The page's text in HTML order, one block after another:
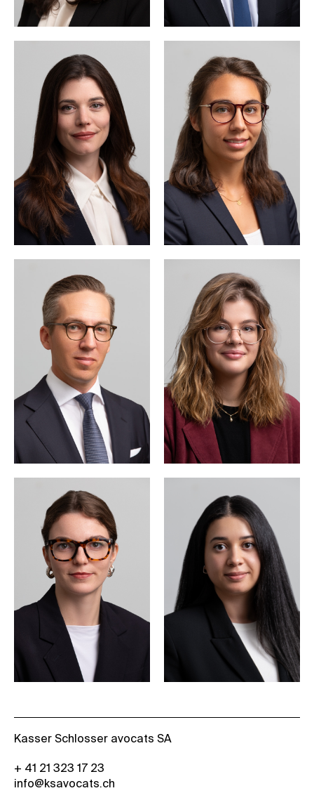
Kasser Schlosser avocats SA
+ 41 21 323 17 23
info@ksavocats.ch